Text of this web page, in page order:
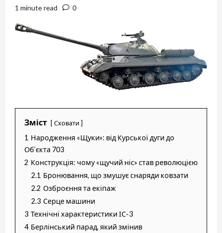
1 minute read
0
Зміст Сховати
1 Народження «Щуки»: від Курської дуги до
Об’єкта 703
2 Конструкція: чому «щучий ніс» став революцією
2.1 Бронювання, що змушує снаряди ковзати
2.2 Озброєння та екіпаж
2.3 Серце машини
3 Технічні характеристики ІС-3
4 Берлінський парад, який змінив